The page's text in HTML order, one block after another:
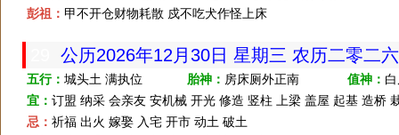
彭祖： 甲不开仓财物耗散 戍不吃犬作怪上床
公历2026年12月30日 星期三 农历二零二
五行： 城头土 满执位 胎神： 房床厕外正南 值神：
宜： 订盟 纳采 会亲友 安机械 开光 修造 竖柱 上梁 盖屋 起基 造桥
忌： 祈福 出火 嫁娶 入宅 开市 动土 破土